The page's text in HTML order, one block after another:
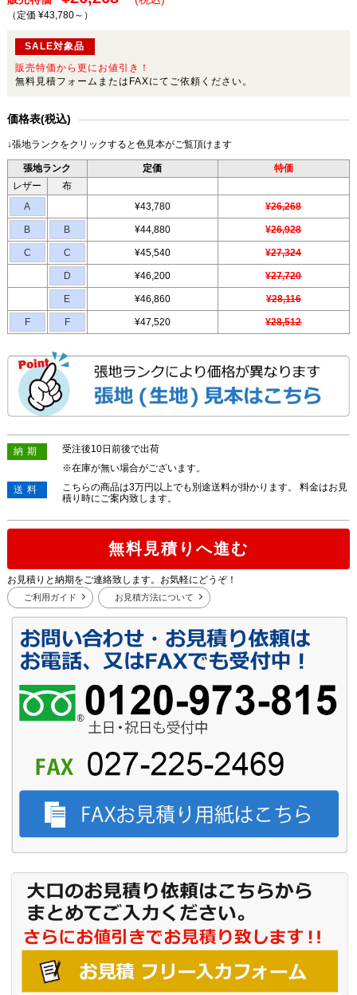
（定価 ¥43,780～ ）
SALE対象品
販売特価から更にお値引き！
無料見積フォームまたはFAXにてご依頼ください。
価格表(税込)
↓張地ランクをクリックすると色見本がご覧頂けます
張地ランク 定価
特価
レザー
布
A
¥43,780 ¥26,268
B B ¥44,880 ¥26,928
C C ¥45,540 ¥27,324
D ¥46,200 ¥27,720
E ¥46,860 ¥28,116
F F ¥47,520 ¥28,512
納期
受注後10日前後で出荷
※在庫が無い場合がございます。
送料
こちらの商品は3万円以上でも別途送料が掛かります。 料金はお見
積り時にご案内致します。
無料見積りへ進む
お見積りと納期をご連絡致します。お気軽にどうぞ！
ご利用ガイド お見積方法について